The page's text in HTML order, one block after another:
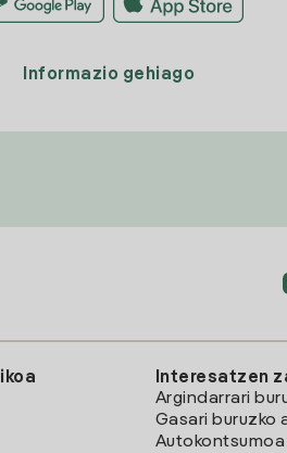
Informazio gehiago
Interesatzen
Argindarrari
Gasari buruzko
Autokontsumoa